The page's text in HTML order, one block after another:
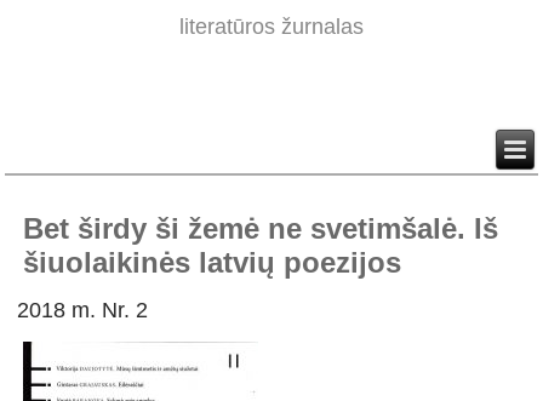
literatūros žurnalas
Bet širdy ši žemė ne svetimšalė. Iš
šiuolaikinės latvių poezijos
2018 m. Nr. 2